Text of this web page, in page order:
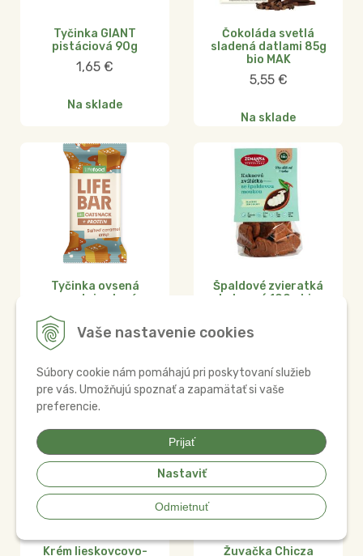
Vaše nastavenie cookies
Súbory cookie nám pomáhajú pri poskytovaní služieb
pre vás. Umožňujú spoznať a zapamätať si vaše
preferencie.
Prijať
Nastaviť
Odmietnuť
Tyčinka GIANT
pistáciová 90g
1,65 €
Na sklade
Čokoláda svetlá
sladená datlami 85g
bio MAK
5,55 €
Na sklade
Tyčinka ovsená
+protein slaný
LIFEBAR
Na sklade
Špaldové zvieratká
kakaové 100g bio
Krém lieskovcovo- Žuvačka Chicza